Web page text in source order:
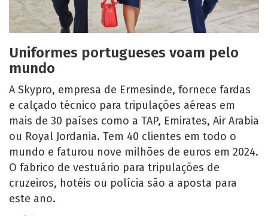
Uniformes portugueses voam pelo
mundo
A Skypro, empresa de Ermesinde, fornece fardas
e calçado técnico para tripulações aéreas em
mais de 30 países como a TAP, Emirates, Air Arabia
ou Royal Jordania. Tem 40 clientes em todo o
mundo e faturou nove milhões de euros em 2024.
O fabrico de vestuário para tripulações de
cruzeiros, hotéis ou polícia são a aposta para
este ano.